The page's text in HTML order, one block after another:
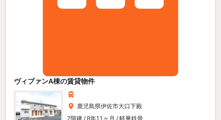
ヴィブァンA棟の賃貸物件
鹿児島県伊佐市大口下殿
2階建 / 8年11ヶ月 / 軽量鉄骨